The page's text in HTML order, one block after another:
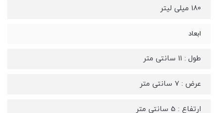
180 میلی لیتر
ابعاد
طول : 11 سانتی متر
عرض : 7 سانتی متر
ارتفاع : 5 سانتی متر